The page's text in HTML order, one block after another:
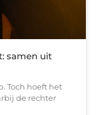
samen uit
Toch hoeft het
de rechter